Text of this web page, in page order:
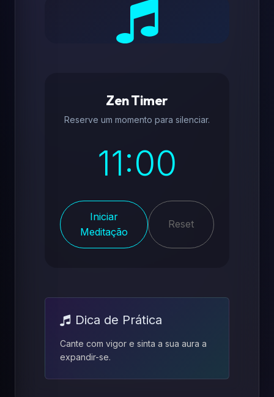
Zen Timer
Reserve um momento para silenciar.
11:00
Iniciar
Meditação
Reset
Dica de Prática
Cante com vigor e sinta a sua aura a
expandir-se.